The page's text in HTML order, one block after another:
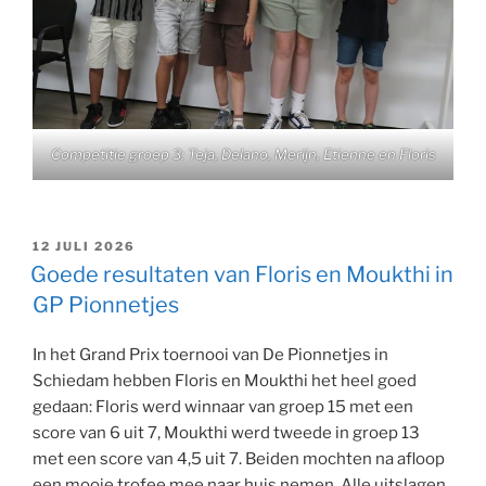
Competitie groep 3: Teja, Delano, Merijn, Etienne en Floris
GEPLAATST
OP
12 JULI 2026
Goede resultaten van Floris en Moukthi in
GP Pionnetjes
In het Grand Prix toernooi van De Pionnetjes in
Schiedam hebben Floris en Moukthi het heel goed
gedaan: Floris werd winnaar van groep 15 met een
score van 6 uit 7, Moukthi werd tweede in groep 13
met een score van 4,5 uit 7. Beiden mochten na afloop